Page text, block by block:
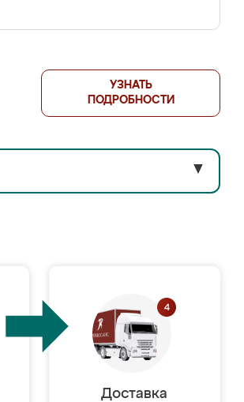
УЗНАТЬ
ПОДРОБНОСТИ
▼
Доставка